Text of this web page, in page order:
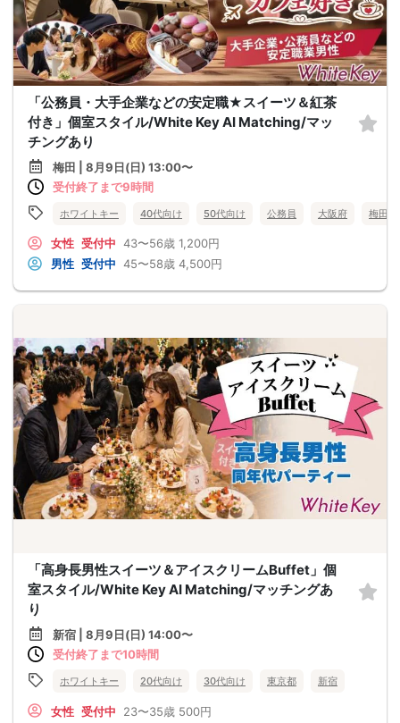
「公務員・大手企業などの安定職★スイーツ＆紅茶
付き」個室スタイル/White Key AI Matching/マッ
チングあり
梅田 | 8月9日(日) 13:00〜
受付終了まで9時間
ホワイトキー 40代向け 50代向け 公務員 大阪府 梅田
女性 受付中 43〜56歳 1,200円
男性 受付中 45〜58歳 4,500円
「高身長男性スイーツ＆アイスクリームBuffet」個
室スタイル/White Key AI Matching/マッチングあ
り
新宿 | 8月9日(日) 14:00〜
受付終了まで10時間
ホワイトキー 20代向け 30代向け 東京都 新宿
女性 受付中 23〜35歳 500円